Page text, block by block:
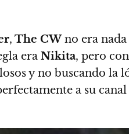
, The CWno era
era Nikita, pero
y no buscando
a su